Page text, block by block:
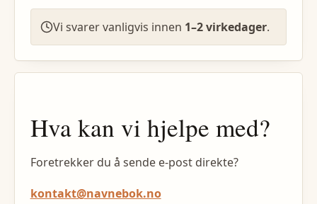
Vi svarer vanligvis innen 1–2 virkedager.
Hva kan vi hjelpe med?
Foretrekker du å sende e-post direkte?
kontakt@navnebok.no